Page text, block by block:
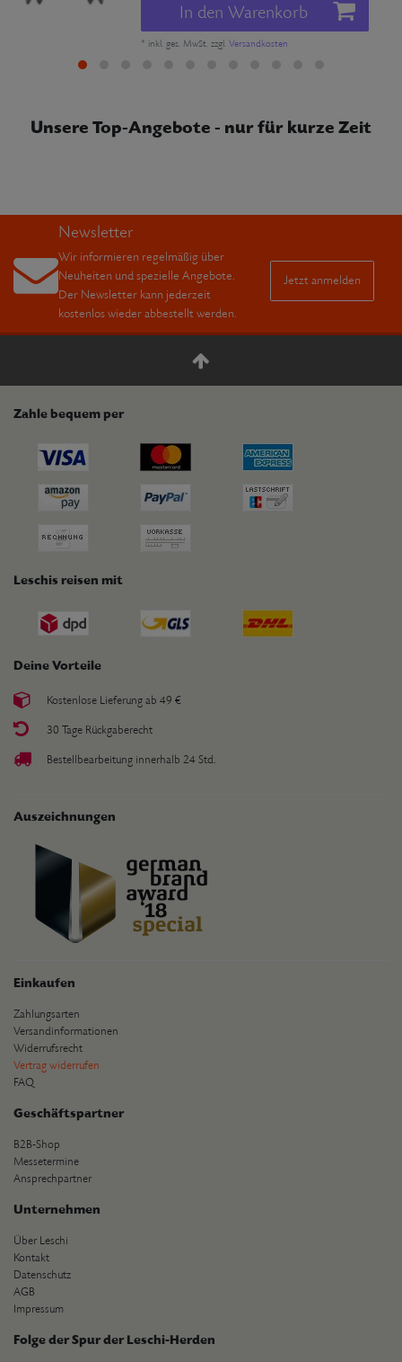
In den Warenkorb
* inkl. ges. MwSt. zzgl.Versandkosten
Unsere Top-Angebote - nur für kurze Zeit
Newsletter
Wir informieren regelmäßig über
Neuheiten und spezielle Angebote.
Der Newsletter kann jederzeit
kostenlos wieder abbestellt werden.
Jetzt anmelden
Zahle bequem per
Leschis reisen mit
Deine Vorteile
Kostenlose Lieferung ab 49 €
30 Tage Rückgaberecht
Bestellbearbeitung innerhalb 24 Std.
Auszeichnungen
Einkaufen
Zahlungsarten
Versandinformationen
Widerrufsrecht
Vertrag widerrufen
FAQ
Geschäftspartner
B2B-Shop
Messetermine
Ansprechpartner
Unternehmen
Über Leschi
Kontakt
Datenschutz
AGB
Impressum
Folge der Spur der Leschi-Herden